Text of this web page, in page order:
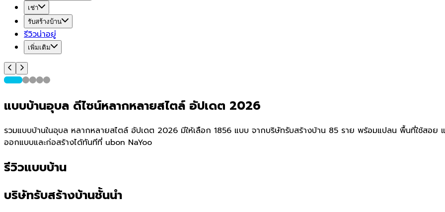
เช่า
รับสร้างบ้าน
รีวิวน่าอยู่
เพิ่มเติม
แบบบ้านอุบล ดีไซน์หลากหลายสไตล์ อัปเดต 2026
รวมแบบบ้านในอุบล หลากหลายสไตล์ อัปเดต 2026 มีให้เลือก 1856 แบบ จากบริษัทรับสร้างบ้าน 85 ราย พร้อมแปลน พื้นที่ใช้สอย แ
ออกแบบและก่อสร้างได้ทันทีที่ ubon NaYoo
รีวิวแบบบ้าน
บริษัทรับสร้างบ้านชั้นนำ